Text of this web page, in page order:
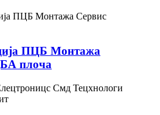
ПЦБ Монтажа
плоча